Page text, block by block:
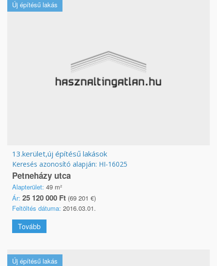
Új építésű lakás
13.kerület,új építésű lakások
Keresés azonosító alapján: HI-16025
Petneházy utca
Alapterület: 49 m²
Ár: 25 120 000 Ft (69 201 €)
Feltöltés dátuma: 2016.03.01.
Tovább
Új építésű lakás